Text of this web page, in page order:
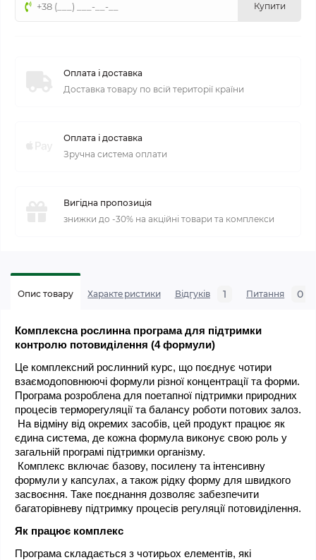
Купити
Оплата і доставка
Доставка товару по всій території країни
Оплата і доставка
Зручна система оплати
Вигідна пропозиція
знижки до -30% на акційні товари та комплекси
Опис товару Характеристики Відгуків 1 Питання 0
Комплексна рослинна програма для підтримки
контролю потовиділення (4 формули)
Це комплексний рослинний курс, що поєднує чотири
взаємодоповнюючі формули різної концентрації та форми.
Програма розроблена для поетапної підтримки природних
процесів терморегуляції та балансу роботи потових залоз.
єдина система, де кожна формула виконує свою роль у
загальній програмі підтримки організму.
формули у капсулах, а також рідку форму для швидкого
засвоєння. Таке поєднання дозволяє забезпечити
багаторівневу підтримку процесів регуляції потовиділення.
Як працює комплекс
Програма складається з чотирьох елементів, які